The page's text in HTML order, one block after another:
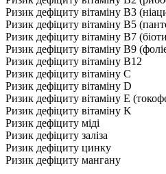
Ризик дефіциту вітаміну В3
Ризик дефіциту вітаміну В5
Ризик дефіциту вітаміну В7
Ризик дефіциту вітаміну В9
Ризик дефіциту вітаміну В12
Ризик дефіциту вітаміну С
Ризик дефіциту вітаміну D
Ризик дефіциту вітаміну Е
Ризик дефіциту вітаміну K
Ризик дефіциту міді
Ризик дефіциту заліза
Ризик дефіциту цинку
Ризик дефіциту мангану